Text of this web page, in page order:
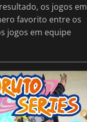
os jogos em
favorito entre os
jogos em equipe